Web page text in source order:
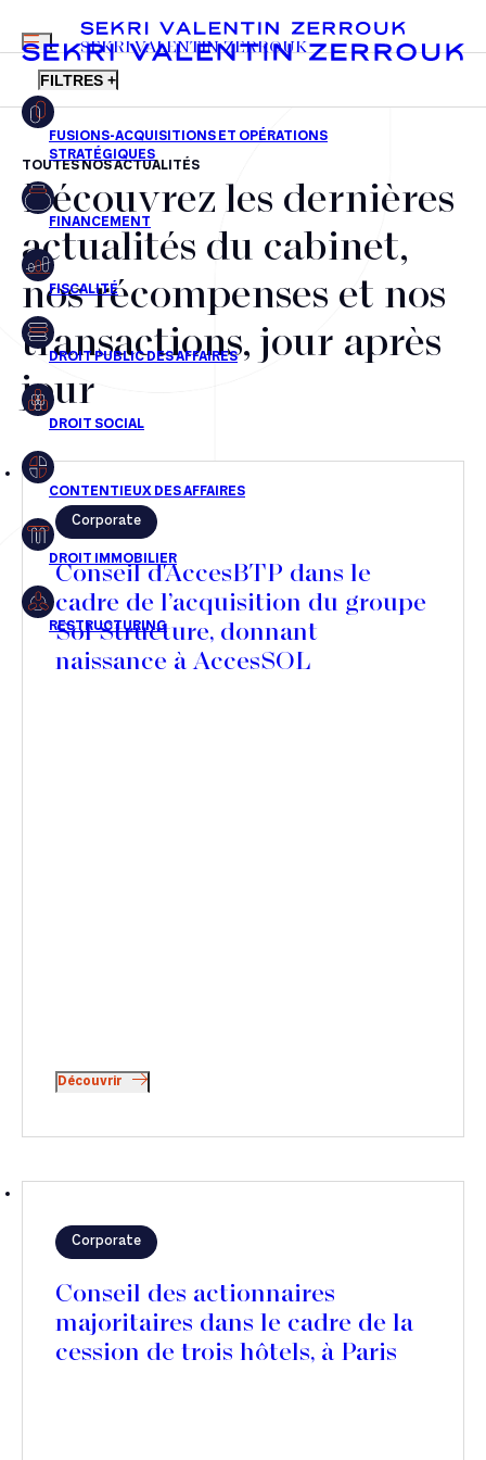
FR EN
MENU
SEKRI VALENTIN ZERROUK
FILTRES +
Fusions-acquisitions et opérations stratégiques
Financement
Fiscalité
Droit public des affaires
Droit social
Droit immobilier
Restructuring
Article
TOUTES NOS ACTUALITÉS
Découvrez les dernières
actualités du cabinet,
nos récompenses et nos
transactions, jour après
jour
Corporate
Conseil d'AccesBTP dans le
cadre de l’acquisition du groupe
Sol Structure, donnant
naissance à AccesSOL
Découvrir
Corporate
Conseil des actionnaires
majoritaires dans le cadre de la
cession de trois hôtels, à Paris